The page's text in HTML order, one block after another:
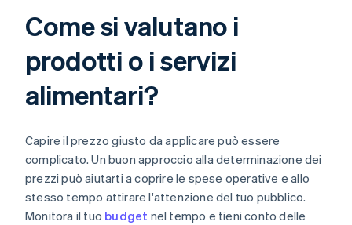
Come si valutano i
prodotti o i servizi
alimentari?
Capire il prezzo giusto da applicare può essere
complicato. Un buon approccio alla determinazione dei
prezzi può aiutarti a coprire le spese operative e allo
stesso tempo attirare l'attenzione del tuo pubblico.
Monitora il tuo budget nel tempo e tieni conto delle